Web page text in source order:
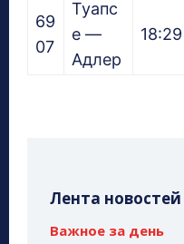
69
07
Туапс
е —
Адлер
18:29
Лента новостей
Важное за день